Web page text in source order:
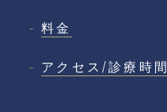
料金
アクセス/診療時間